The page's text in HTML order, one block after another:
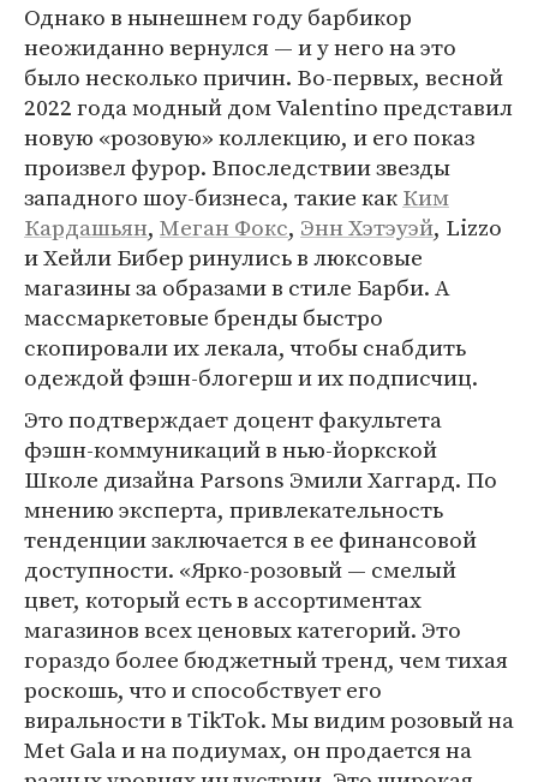
Однако в нынешнем году барбикор
неожиданно вернулся — и у него на это
было несколько причин. Во-первых, весной
2022 года модный дом Valentino представил
новую «розовую» коллекцию, и его показ
произвел фурор. Впоследствии звезды
западного шоу-бизнеса, такие какКим
Кардашьян, Меган Фокс, Энн Хэтэуэй, Lizzo
и Хейли Бибер ринулись в люксовые
магазины за образами в стиле Барби. А
массмаркетовые бренды быстро
скопировали их лекала, чтобы снабдить
одеждой фэшн-блогерш и их подписчиц.
Это подтверждает доцент факультета
фэшн-коммуникаций в нью-йоркской
Школе дизайна Parsons Эмили Хаггард. По
мнению эксперта, привлекательность
тенденции заключается в ее финансовой
доступности. «Ярко-розовый — смелый
цвет, который есть в ассортиментах
магазинов всех ценовых категорий. Это
гораздо более бюджетный тренд, чем тихая
роскошь, что и способствует его
виральности в TikTok. Мы видим розовый на
Met Gala и на подиумах, он продается на